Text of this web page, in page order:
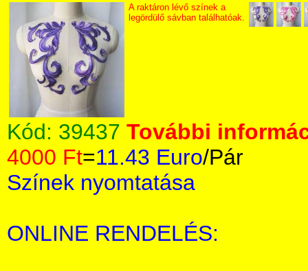
A raktáron lévő színek a
legördülő sávban találhatóak.
Kód: 39437 További
4000 Ft=11.43 Euro/Pár
Színek nyomtatása
ONLINE RENDELÉS: